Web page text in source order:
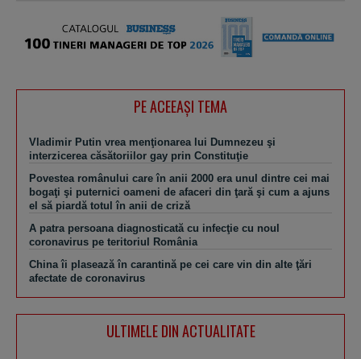
PE ACEEAŞI TEMA
Vladimir Putin vrea menţionarea lui Dumnezeu şi
interzicerea căsătoriilor gay prin Constituţie
Povestea românului care în anii 2000 era unul dintre cei mai
bogaţi şi puternici oameni de afaceri din ţară şi cum a ajuns
el să piardă totul în anii de criză
A patra persoana diagnosticată cu infecţie cu noul
coronavirus pe teritoriul România
China îi plasează în carantină pe cei care vin din alte ţări
afectate de coronavirus
ULTIMELE DIN ACTUALITATE